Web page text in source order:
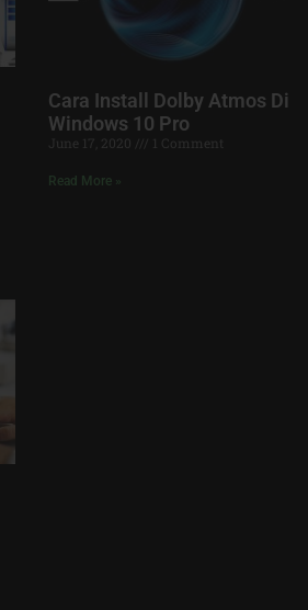
Cara Install Dolby Atmos Di
Windows 10 Pro
June 17, 2020 1 Comment
Read More »